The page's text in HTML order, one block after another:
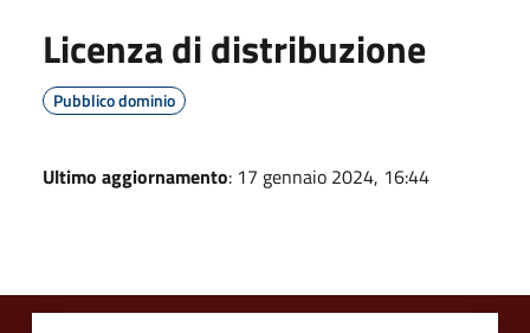
Licenza di distribuzione
Pubblico dominio
Ultimo aggiornamento: 17 gennaio 2024, 16:44